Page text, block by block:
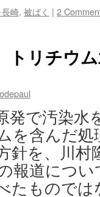
崎, 被ばく | 2
トリチウ
発で汚染水
を含んだ
針を、川村
報道につ
たもので